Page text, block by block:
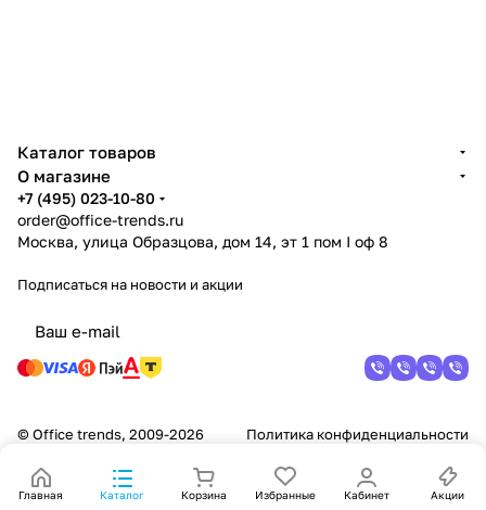
Главная Каталог Корзина Избранные Кабинет Акции
Каталог товаров
О магазине
+7 (495) 023-10-80
order@office-trends.ru
Москва, улица Образцова, дом 14, эт 1 пом I оф 8
Подписаться на новости и акции
© Office trends, 2009-2026 Политика конфиденциальности